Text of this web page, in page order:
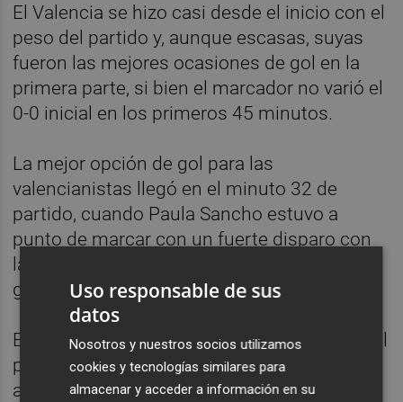
El Valencia se hizo casi desde el inicio con el
peso del partido y, aunque escasas, suyas
fueron las mejores ocasiones de gol en la
primera parte, si bien el marcador no varió el
0-0 inicial en los primeros 45 minutos.
La mejor opción de gol para las
valencianistas llegó en el minuto 32 de
partido, cuando Paula Sancho estuvo a
punto de marcar con un fuerte disparo con
la zurda que tuvo que despejar la
guardameta visitante Mimi.
En la segunda parte se mantuvo la tónica del
primer periodo, con un Valencia dominador
ante un Espanyol que se defendida con
Uso responsable de sus
datos
Nosotros y nuestros socios utilizamos
cookies y tecnologías similares para
almacenar y acceder a información en su